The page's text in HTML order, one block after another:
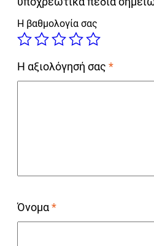
Η βαθμολογία σας
Η αξιολόγησή σας *
Όνομα*